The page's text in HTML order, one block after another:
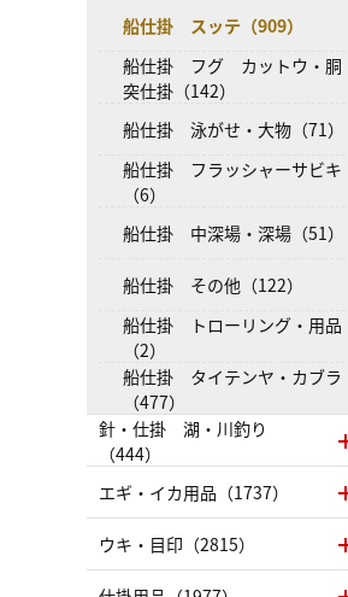
船仕掛 スッテ（909）
船仕掛 フグ カットウ・胴
突仕掛（142）
船仕掛 泳がせ・大物（71）
船仕掛 フラッシャーサビキ
（6）
船仕掛 中深場・深場（51）
船仕掛 その他（122）
船仕掛 トローリング・用品
（2）
船仕掛 タイテンヤ・カブラ
（477）
針・仕掛 湖・川釣り
（444）
エギ・イカ用品（1737）
ウキ・目印（2815）